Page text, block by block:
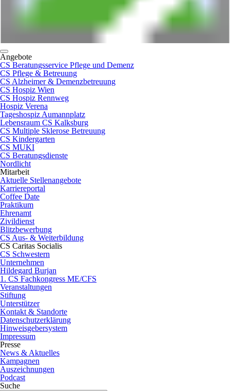
Angebote
CS Beratungsservice Pflege und Demenz
CS Pflege & Betreuung
CS Alzheimer & Demenzbetreuung
CS Hospiz Wien
CS Hospiz Rennweg
Hospiz Verena
Tageshospiz Aumannplatz
Lebensraum CS Kalksburg
CS Multiple Sklerose Betreuung
CS Kindergarten
CS MUKI
CS Beratungsdienste
Nordlicht
Mitarbeit
Aktuelle Stellenangebote
Karriereportal
Coffee Date
Praktikum
Ehrenamt
Zivildienst
Blitzbewerbung
CS Aus- & Weiterbildung
CS Caritas Socialis
CS Schwestern
Unternehmen
Hildegard Burjan
1. CS Fachkongress ME/CFS
Veranstaltungen
Stiftung
Unterstützer
Kontakt & Standorte
Datenschutzerklärung
Hinweisgebersystem
Impressum
Presse
News & Aktuelles
Kampagnen
Auszeichnungen
Podcast
Suche